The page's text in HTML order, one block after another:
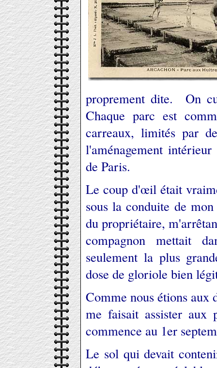
proprement dite. On
Chaque parc est
carreaux, limités par
l'aménagement
de Paris.
Le coup d'œil était
sous la conduite de
du propriétaire,
compagnon mettait
seulement la plus
dose de gloriole bien
Comme nous étions aux
me faisait assister aux
commence au 1er
Le sol qui devait